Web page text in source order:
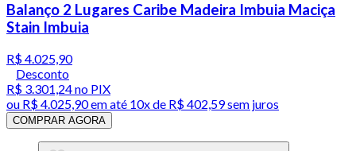
Balanço 2 Lugares Caribe Madeira Imbuia Maciça
Stain Imbuia
R$ 4.025,90
Desconto
R$ 3.301,24no PIX
ou R$ 4.025,90em até 10x de R$ 402,59 sem juros
COMPRAR AGORA